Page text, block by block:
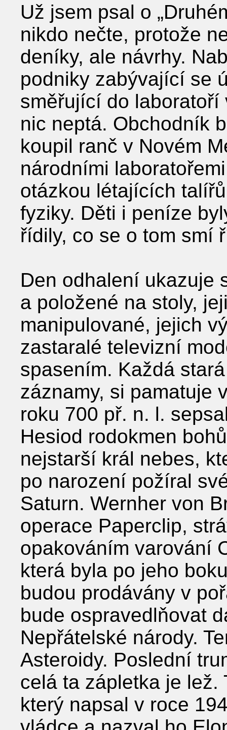
Už jsem psal o
nikdo nečte, protože
deníky, ale návrhy.
podniky zabývající se
směřující do
nic neptá. Obchodník
koupil ranč v Novém
národními
otázkou létajících
fyziky. Děti i peníze
řídily, co se o tom smí
Den odhalení ukazuje
a položené na stoly,
manipulované, jejich
zastaralé televizní
spasením. Každá
záznamy, si pamatuje
roku 700 př. n. l.
Hesiod rodokmen
nejstarší král nebes,
po narození požíral
Saturn. Wernher von
operace Paperclip,
opakováním varování
která byla po jeho
budou prodávány v
bude ospravedlňovat
Nepřátelské národy.
Asteroidy. Poslední
celá ta zápletka je lež.
který napsal v roce